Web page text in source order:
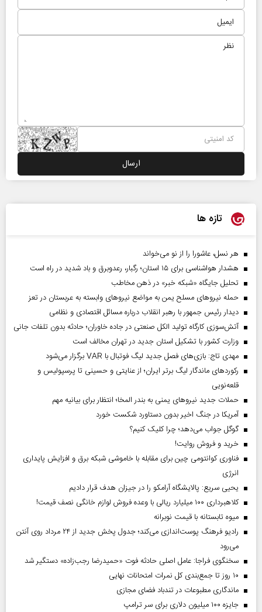
تازه ها
هر نسل، عاشورا را از نو می‌خواند
هشدار هواشناسی برای ۱۵ استان؛ رگبار، رعدوبرق و باد شدید در راه است
تحلیل جایگاه «شبکه خبر» در ذهن مخاطب
حمله نیروهای مسلح یمن به مواضع نیروهای وابسته به عربستان در تعز
دیدار رئیس‌ جمهور با رهبر انقلاب درباره مسائل اقتصادی و نظامی
آتش‌سوزی کارگاه تولید الکل صنعتی در جاده خاوران؛ حادثه بدون تلفات جانی
وزارت کشور با تشکیل استان جدید در تهران مخالف است
مهدی تاج: بازی‌های فصل جدید لیگ فوتبال با VAR برگزار می‌شود
رکورد‌های ماندگار لیگ برتر ایران؛ از عنایتی و حسینی تا پرسپولیس و
قلعه‌نویی
حملات جدید نیروهای یمنی به بندر المخا؛ انتظار برای بیانیه مهم
آمریکا در جنگ اخیر بدون دستاورد شکست خورد
گوگل جواب می‌دهد؛ چرا کلیک کنیم؟
خرید و فروش روایت!
فناوری کوانتومی چین برای مقابله با خاموشی شبکه برق و افزایش پایداری
انرژی
یحیی سریع: پالایشگاه آرامکو را در جیزان هدف قرار دادیم
کلاهبرداری ۱۰۰ میلیارد ریالی با وعده فروش لوازم خانگی نصف قیمت!
میوه تابستانه با قیمت نوبرانه
رادیو فرهنگ پوست‌اندازی می‌کند؛ جدول پخش جدید از ۲۴ مرداد روی آنتن
می‌رود
سخنگوی فراجا: عامل اصلی حادثه فوت «حمیدرضا رجب‌زاده» دستگیر شد
۱۰ روز تا جمع‌بندی کل نمرات امتحانات نهایی
ماندگاری مطبوعات در تندباد فضای مجازی
جایزه ۱۰۰ میلیون دلاری برای سر ترامپ